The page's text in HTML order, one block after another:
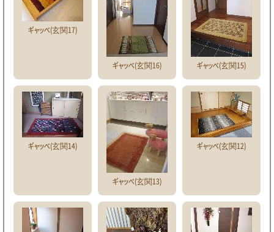
ギャッベ(玄関17)
ギャッベ(玄関16) ギャッベ(玄関15)
ギャッベ(玄関14)
ギャッベ(玄関13)
ギャッベ(玄関12)